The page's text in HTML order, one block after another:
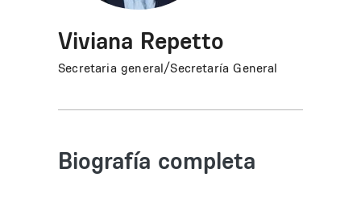
Viviana Repetto
Secretaria general/Secretaría General
Biografía completa